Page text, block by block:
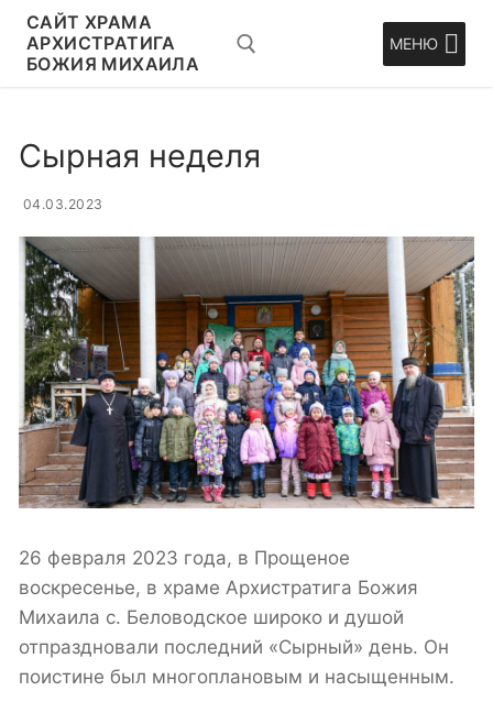
Перейти
содержимому
CАЙТ ХРАМА
АРХИСТРАТИГА
БОЖИЯ МИХАИЛА
МЕНЮ
Сырная неделя
04.03.2023
26 февраля 2023 года, в Прощеное
воскресенье, в храме Архистратига Божия
Михаила с. Беловодское широко и душой
отпраздновали последний «Сырный» день. Он
поистине был многоплановым и насыщенным.